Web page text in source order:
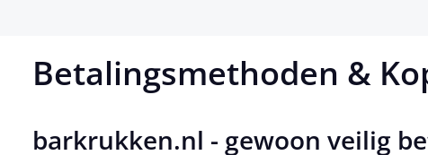
Betalingsmethoden &
barkrukken.nl - gewoon veilig